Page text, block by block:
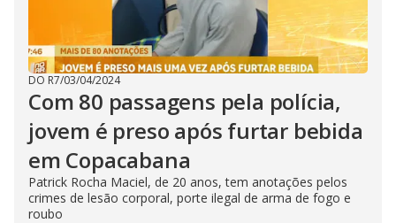
DO R7/03/04/2024
Com 80 passagens pela polícia,
jovem é preso após furtar bebida
em Copacabana
Patrick Rocha Maciel, de 20 anos, tem anotações pelos
crimes de lesão corporal, porte ilegal de arma de fogo e
roubo